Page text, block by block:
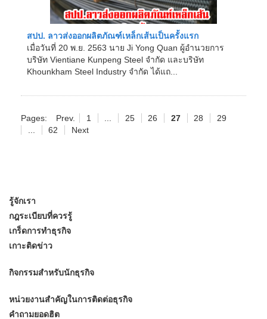
สปป. ลาวส่งออกผลิตภัณฑ์เหล็กเส้นเป็นครั้งแรก
เมื่อวันที่ 20 พ.ย. 2563 นาย Ji Yong Quan ผู้อำนวยการ
บริษัท Vientiane Kunpeng Steel จำกัด และบริษัท
Khounkham Steel Industry จำกัด ได้แถ...
Pages: Prev. 1 25 26 27 28
29
62 Next
รู้จักเรา
กฎระเบียบที่ควรรู้
เกร็ดการทำธุรกิจ
เกาะติดข่าว
กิจกรรมสำหรับนักธุรกิจ
หน่วยงานสำคัญในการติดต่อธุรกิจ
คำถามยอดฮิต